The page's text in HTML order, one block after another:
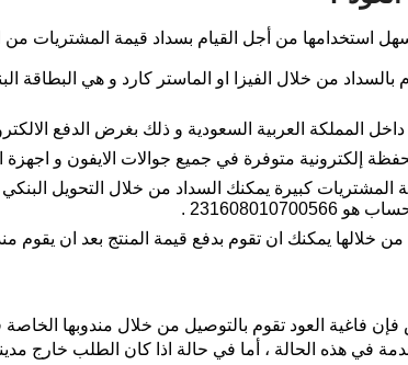
استخدامها من أجل القيام بسداد قيمة المشتريات من
بالسداد من خلال الفيزا او الماستر كارد و هي
المملكة العربية السعودية و ذلك بغرض الدفع
المشتريات كبيرة يمكنك السداد من خلال التحويل
.
من خلالها يمكنك ان تقوم بدفع قيمة المنتج بعد ان
فاغية العود تقوم بالتوصيل من خلال مندوبها
في هذه الحالة ، أما في حالة اذا كان الطلب خارج